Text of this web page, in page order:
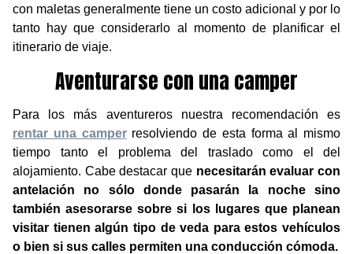
con maletas generalmente tiene un costo adicional y por lo
tanto hay que considerarlo al momento de planificar el
itinerario de viaje.
Aventurarse con una camper
Para los más aventureros nuestra recomendación es
rentar una camperresolviendo de esta forma al mismo
tiempo tanto el problema del traslado como el del
alojamiento. Cabe destacar que necesitarán evaluar con
antelación no sólo donde pasarán la noche sino
también asesorarse sobre si los lugares que planean
visitar tienen algún tipo de veda para estos vehículos
o bien si sus calles permiten una conducción cómoda.